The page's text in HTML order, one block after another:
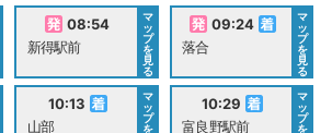
08:54
新得駅前
マ
ッ
プ
を
見
る
09:24
落合
マ
ッ
プ
を
見
る
10:13
山部
マ
ッ
プ
を
10:29
富良野駅前
マ
ッ
プ
を